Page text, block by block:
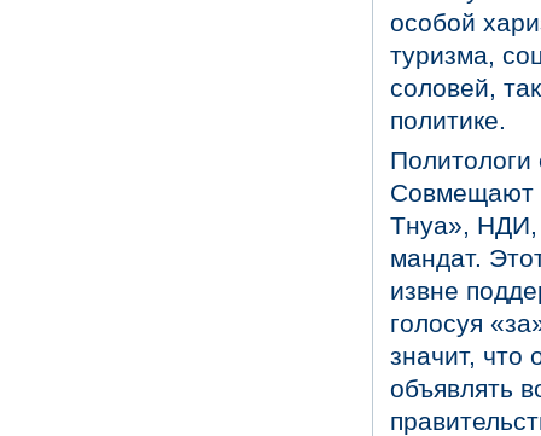
особой
туризма,
соловей,
политике.
Совмещают
Тнуа», НДИ,
мандат.
извне
голосуя
значит, что
объявлять